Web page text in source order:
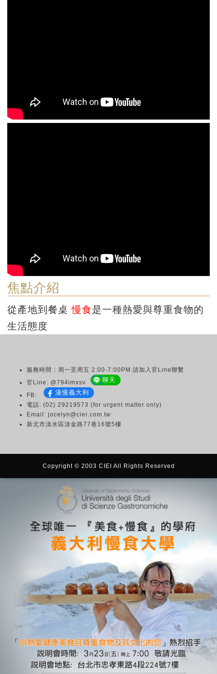
焦點介紹
從產地到餐桌慢食是一種熱愛與尊重食物的
生活態度
服務時間：周一至周五 2:00-7:00PM 請加入官Line聯繫
官Line: @794imxsv
聊天
FB: 漫慢義大利
電話: (02) 29219573 (for urgent matter only)
Email: jocelyn@ciei.com.tw
新北市淡水區淡金路77巷16號5樓
Copyright © 2003 CIEI All Rights Reserved